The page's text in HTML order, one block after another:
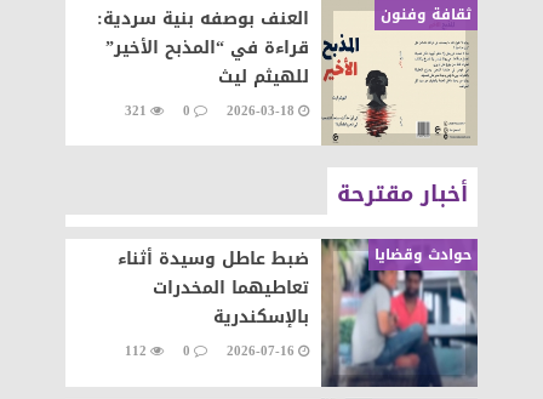
ثقافة وفنون
العنف بوصفه بنية سردية:
قراءة في “المذبح الأخير”
للهيثم ليث
2026-03-18
0
321
أخبار مقترحة
حوادث وقضايا
ضبط عاطل وسيدة أثناء
تعاطيهما المخدرات
بالإسكندرية
2026-07-16
0
112